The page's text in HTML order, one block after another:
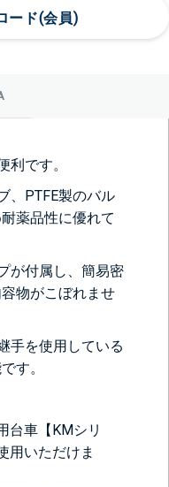
ード(会員)
利です。
、PTFE製のバル
薬品性に優れて
が付属し、簡易密
物がこぼれませ
手を使用している
す。
台車【KMシリ
用いただけま